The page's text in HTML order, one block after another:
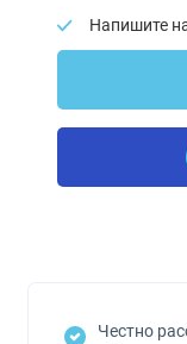
Напишите
Честно